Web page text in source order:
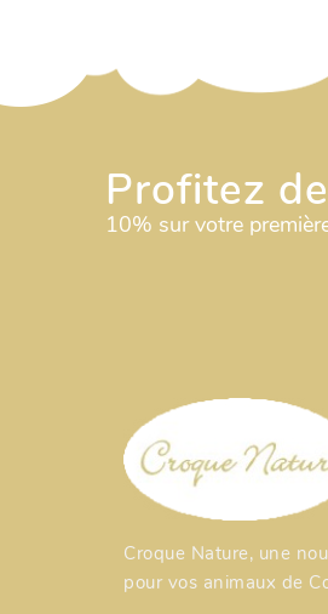
Profitez
10% sur votre
Croque Nature, une
pour vos animaux de